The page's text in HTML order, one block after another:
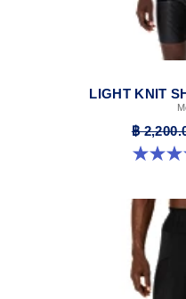
LIGHT KNIT
฿
5.0 จาก 5 ดาว 1 รีวิว